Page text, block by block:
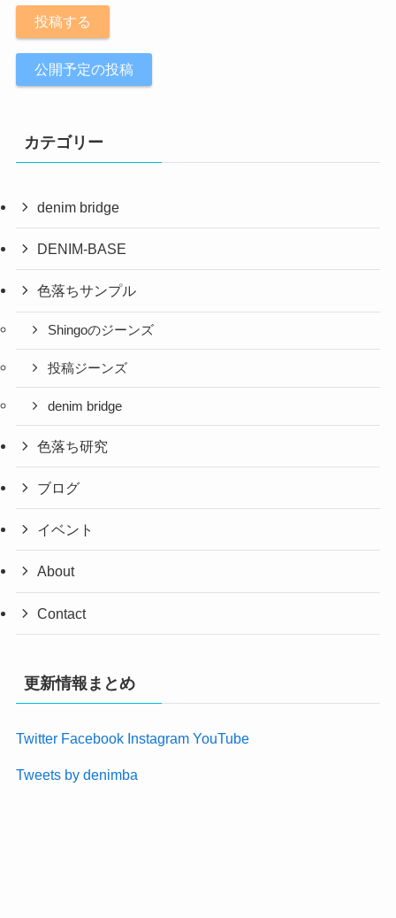
投稿する
公開予定の投稿
カテゴリー
denim bridge
DENIM-BASE
色落ちサンプル
Shingoのジーンズ
投稿ジーンズ
denim bridge
色落ち研究
ブログ
イベント
About
Contact
更新情報まとめ
Twitter Facebook Instagram YouTube
Tweets by denimba